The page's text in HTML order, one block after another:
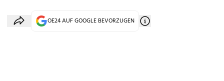
OE24 AUF GOOGLE BEVORZUGEN